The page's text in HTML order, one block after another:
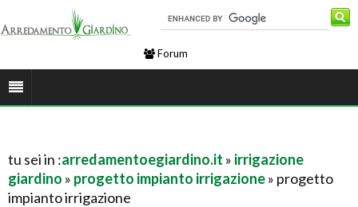
Forum
tu sei in :arredamentoegiardino.it » irrigazione
giardino » progetto impianto irrigazione» progetto
impianto irrigazione